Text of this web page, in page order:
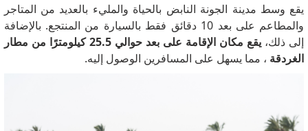
يقع وسط مدينة الجونة النابض بالحياة والمليء بالعديد من المتاجر
والمطاعم على بعد 10 دقائق فقط بالسيارة من المنتجع.
بالإضافة
إلى ذلك،
يقع مكان الإقامة على بعد حوالي 25.5 كيلومترًا من مطار
الغردقة ، مما يسهل على المسافرين الوصول إليه.